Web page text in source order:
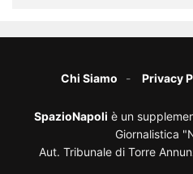
Chi Siamo Privacy
SpazioNapoli è un
Giornalistica
Aut. Tribunale di Torre